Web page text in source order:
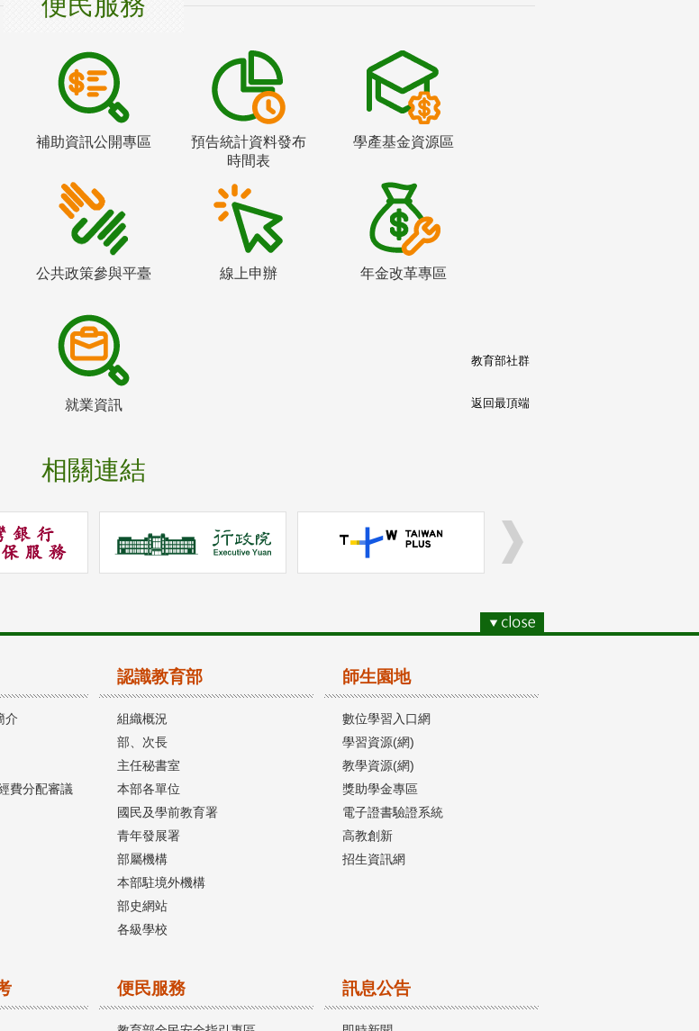
補助資訊公開專區
預告統計資料發布
時間表
學產基金資源區
公共政策參與平臺 線上申辦 年金改革專區
就業資訊
相關連結
教育部社群
返回最頂端
介
費分配審議
認識教育部
組織概況
部、次長
主任秘書室
本部各單位
國民及學前教育署
青年發展署
部屬機構
本部駐境外機構
部史網站
各級學校
師生園地
數位學習入口網
學習資源(網)
教學資源(網)
獎助學金專區
電子證書驗證系統
高教創新
招生資訊網
便民服務 訊息公告